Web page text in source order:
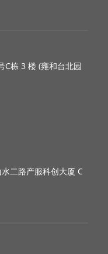
C栋 3 楼 (雍和台北园
二路产服科创大厦 C